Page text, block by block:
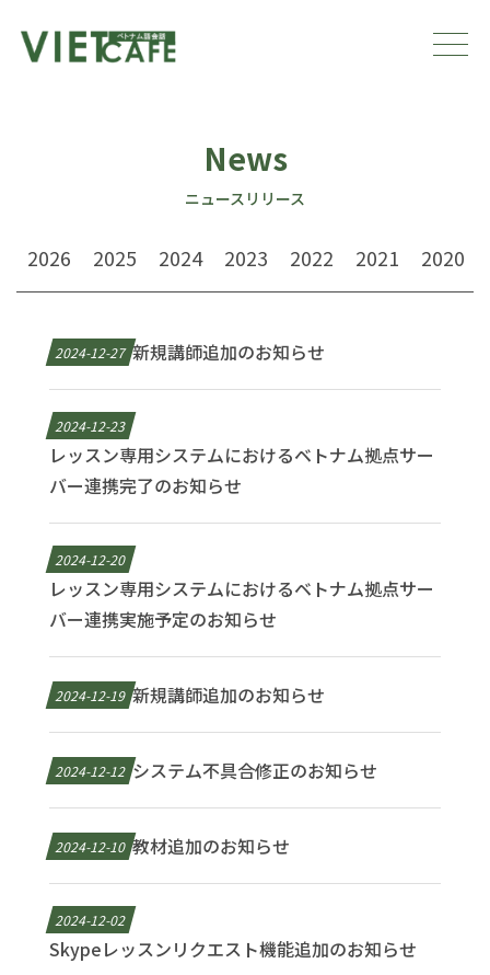
News
ニュースリリース
2026 2025 2024 2023 2022 2021 2020
2024-12-27 新規講師追加のお知らせ
2024-12-23
レッスン専用システムにおけるベトナム拠点サー
バー連携完了のお知らせ
2024-12-20
レッスン専用システムにおけるベトナム拠点サー
バー連携実施予定のお知らせ
2024-12-19 新規講師追加のお知らせ
2024-12-12 システム不具合修正のお知らせ
2024-12-10 教材追加のお知らせ
2024-12-02
Skypeレッスンリクエスト機能追加のお知らせ